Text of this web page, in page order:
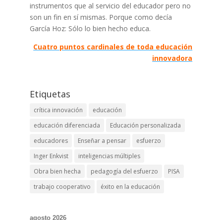
instrumentos que al servicio del educador pero no
son un fin en sí mismas. Porque como decía
García Hoz: Sólo lo bien hecho educa.
Cuatro puntos cardinales de toda educación
innovadora
Etiquetas
crítica innovación
educación
educación diferenciada
Educación personalizada
educadores
Enseñar a pensar
esfuerzo
Inger Enkvist
inteligencias múltiples
Obra bien hecha
pedagogía del esfuerzo
PISA
trabajo cooperativo
éxito en la educación
agosto 2026